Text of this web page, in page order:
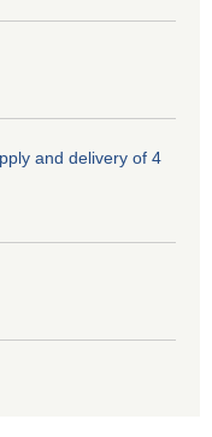
and delivery of 4